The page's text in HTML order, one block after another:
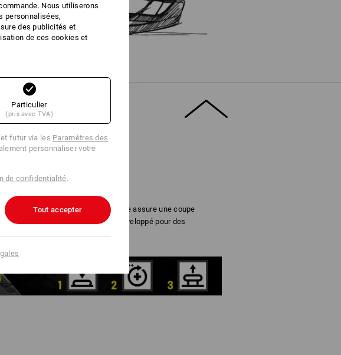
Fit avec une fermeture rotative assure une coupe
avec précision. BOA
a été développé pour des
Nous utiliserons
personnalisées,
des publicités et
de ces cookies et
Particulier
(prix avec TVA)
futur via les Paramètres des
personnaliser votre
de confidentialité.
Tout accepter